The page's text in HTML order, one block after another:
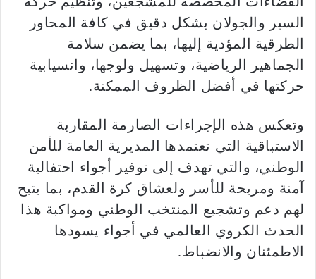
السير والجولان بشكل دقيق في كافة المحاور
الطرقية المؤدية إليها، بما يضمن سلامة
الجماهير الرياضية، وتسهيل ولوجها، وانسيابية
حركتها في أفضل الظروف الممكنة.
وتعكس هذه الإجراءات الصارمة المقاربة
الاستباقية التي تعتمدها المديرية العامة للأمن
الوطني، والتي تهدف إلى توفير أجواء احتفالية
آمنة ومريحة للأسر ولعشاق كرة القدم، بما يتيح
لهم دعم وتشجيع المنتخب الوطني ومواكبة هذا
الحدث الكروي العالمي في أجواء يسودها
الاطمئنان والانضباط.